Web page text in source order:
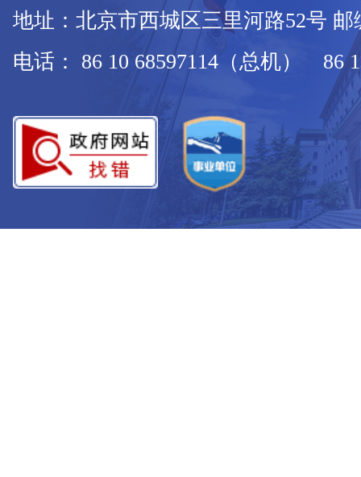
地址：北京市西城区三里河路52号 邮
电话： 86 10 68597114（总机） 86